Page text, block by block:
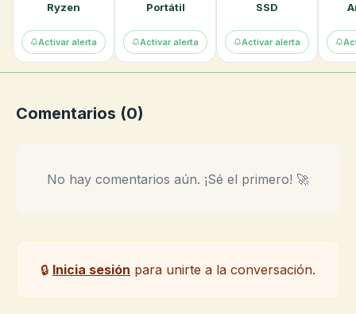
Ryzen
Activar alerta
Portátil
Activar alerta
SSD
Activar alerta
Comentarios (0)
No hay comentarios aún. ¡Sé el primero! 🚀
🔒 Inicia sesión para unirte a la conversación.